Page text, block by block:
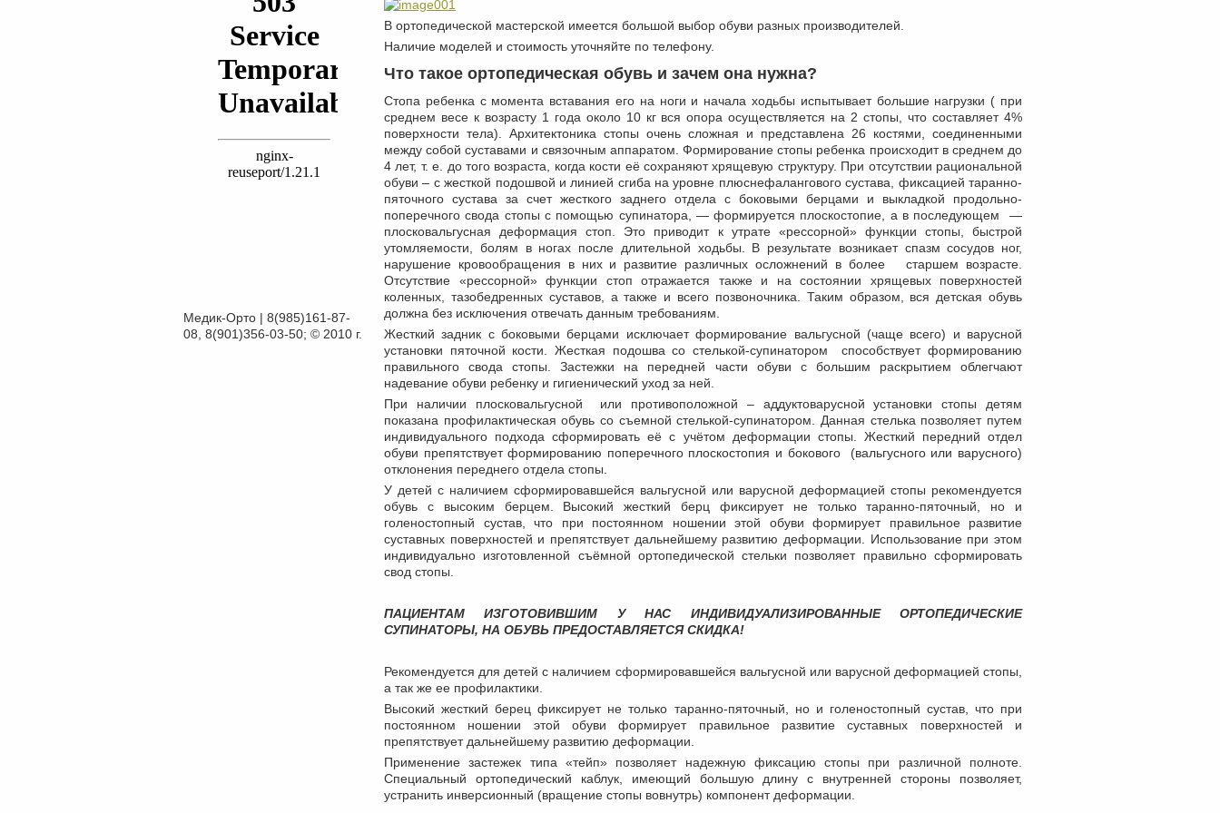
Медик-Орто | 8(985)161-87-
08, 8(901)356-03-50; © 2010 г.
В ортопедической мастерской имеется большой выбор обуви разных производителей.
Наличие моделей и стоимость уточняйте по телефону.
Что такое ортопедическая обувь и зачем она нужна?
Стопа ребенка с момента вставания его на ноги и начала ходьбы испытывает большие нагрузки ( при
среднем весе к возрасту 1 года около 10 кг вся опора осуществляется на 2 стопы, что составляет 4%
поверхности тела). Архитектоника стопы очень сложная и представлена 26 костями, соединенными
между собой суставами и связочным аппаратом. Формирование стопы ребенка происходит в среднем до
4 лет, т. е. до того возраста, когда кости её сохраняют хрящевую структуру. При отсутствии рациональной
обуви – с жесткой подошвой и линией сгиба на уровне плюснефалангового сустава, фиксацией таранно-
пяточного сустава за счет жесткого заднего отдела с боковыми берцами и выкладкой продольно-
поперечного свода стопы с помощью супинатора, — формируется плоскостопие, а в последующем —
плосковальгусная деформация стоп. Это приводит к утрате «рессорной» функции стопы, быстрой
утомляемости, болям в ногах после длительной ходьбы. В результате возникает спазм сосудов ног,
нарушение кровообращения в них и развитие различных осложнений в более старшем возрасте.
Отсутствие «рессорной» функции стоп отражается также и на состоянии хрящевых поверхностей
коленных, тазобедренных суставов, а также и всего позвоночника. Таким образом, вся детская обувь
должна без исключения отвечать данным требованиям.
Жесткий задник с боковыми берцами исключает формирование вальгусной (чаще всего) и варусной
установки пяточной кости. Жесткая подошва со стелькой-супинатором способствует формированию
правильного свода стопы. Застежки на передней части обуви с большим раскрытием облегчают
надевание обуви ребенку и гигиенический уход за ней.
При наличии плосковальгусной или противоположной – аддуктоварусной установки стопы детям
показана профилактическая обувь со съемной стелькой-супинатором. Данная стелька позволяет путем
индивидуального подхода сформировать её с учётом деформации стопы. Жесткий передний отдел
обуви препятствует формированию поперечного плоскостопия и бокового (вальгусного или варусного)
отклонения переднего отдела стопы.
У детей с наличием сформировавшейся вальгусной или варусной деформацией стопы рекомендуется
обувь с высоким берцем. Высокий жесткий берц фиксирует не только таранно-пяточный, но и
голеностопный сустав, что при постоянном ношении этой обуви формирует правильное развитие
суставных поверхностей и препятствует дальнейшему развитию деформации. Использование при этом
индивидуально изготовленной съёмной ортопедической стельки позволяет правильно сформировать
свод стопы.
ПАЦИЕНТАМ ИЗГОТОВИВШИМ У НАС ИНДИВИДУАЛИЗИРОВАННЫЕ ОРТОПЕДИЧЕСКИЕ
СУПИНАТОРЫ, НА ОБУВЬ ПРЕДОСТАВЛЯЕТСЯ СКИДКА!
Рекомендуется для детей с наличием сформировавшейся вальгусной или варусной деформацией стопы,
а так же ее профилактики.
Высокий жесткий берец фиксирует не только таранно-пяточный, но и голеностопный сустав, что при
постоянном ношении этой обуви формирует правильное развитие суставных поверхностей и
препятствует дальнейшему развитию деформации.
Применение застежек типа «тейп» позволяет надежную фиксацию стопы при различной полноте.
Специальный ортопедический каблук, имеющий большую длину с внутренней стороны позволяет,
устранить инверсионный (вращение стопы вовнутрь) компонент деформации.